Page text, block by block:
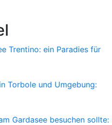
Trentino: ein Paradies für
Torbole und Umgebung:
Gardasee besuchen sollte: